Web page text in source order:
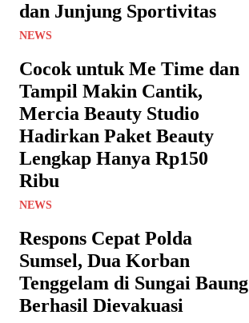
dan Junjung Sportivitas
NEWS
Cocok untuk Me Time dan
Tampil Makin Cantik,
Mercia Beauty Studio
Hadirkan Paket Beauty
Lengkap Hanya Rp150
Ribu
NEWS
Respons Cepat Polda
Sumsel, Dua Korban
Tenggelam di Sungai Baung
Berhasil Dievakuasi